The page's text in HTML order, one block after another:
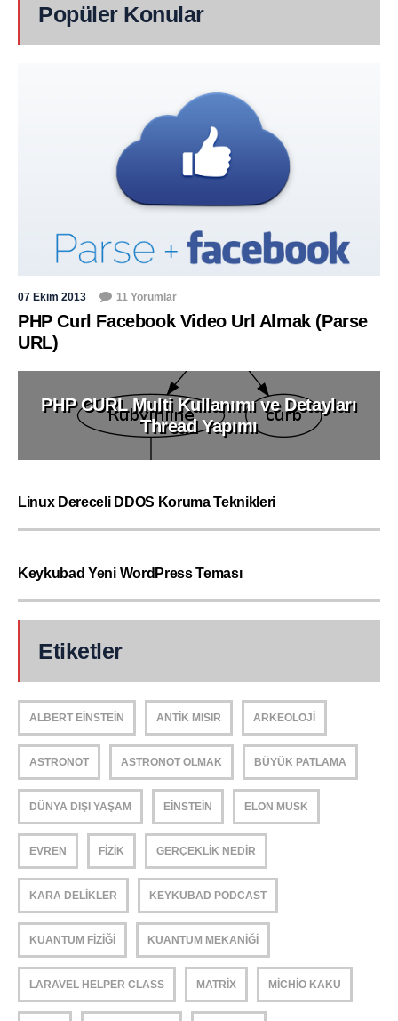
Popüler Konular
07 Ekim 2013 11 Yorumlar
PHP Curl Facebook Video Url Almak (Parse
URL)
PHP CURL Multi Kullanımı ve Detayları
Thread Yapımı
Linux Dereceli DDOS Koruma Teknikleri
Keykubad Yeni WordPress Teması
Etiketler
ALBERT EINSTEIN ANTIK MISIR ARKEOLOJI
ASTRONOT ASTRONOT OLMAK BÜYÜK PATLAMA
DÜNYA DIŞI YAŞAM EINSTEIN ELON MUSK
EVREN FIZIK GERÇEKLIK NEDIR
KARA DELIKLER KEYKUBAD PODCAST
KUANTUM FIZIĞI KUANTUM MEKANIĞI
LARAVEL HELPER CLASS MATRIX MICHIO KAKU